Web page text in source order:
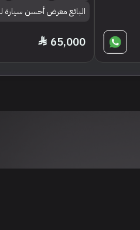
البائع معرض أحسن سيارة
65,000